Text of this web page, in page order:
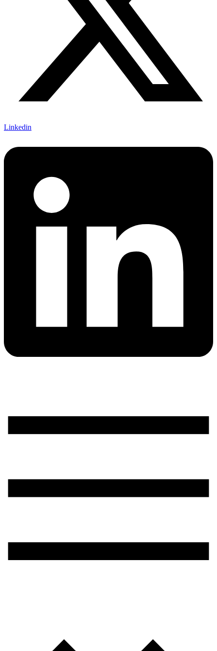
Linkedin